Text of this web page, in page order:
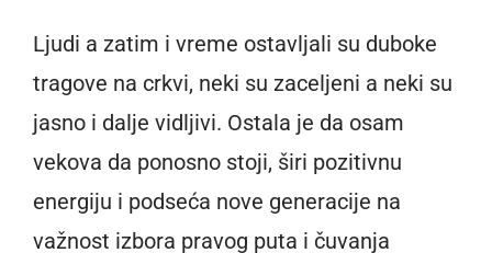
Ljudi a zatim i vreme ostavljali su duboke
tragove na crkvi, neki su zaceljeni a neki su
jasno i dalje vidljivi. Ostala je da osam
vekova da ponosno stoji, širi pozitivnu
energiju i podseća nove generacije na
važnost izbora pravog puta i čuvanja